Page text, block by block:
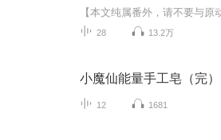
28 13.2万
小魔仙能量手工皂（完）
12 1681